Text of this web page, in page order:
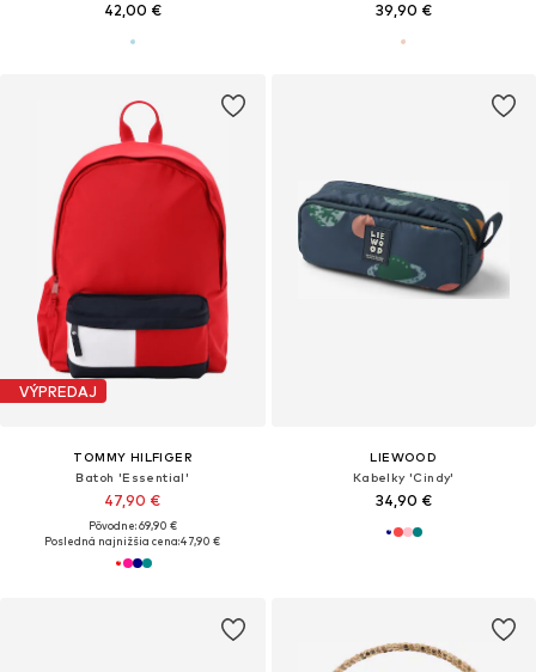
42,00 € 39,90 €
VÝPREDAJ
TOMMY HILFIGER
Batoh 'Essential'
47,90 €
Pôvodne: 69,90 €
Posledná najnižšia cena:47,90 €
LIEWOOD
Kabelky 'Cindy'
34,90 €